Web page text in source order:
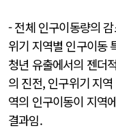
- 전체 인구이동량의
위기 지역별 인구이동
청년 유출에서의 젠더
의 진전, 인구위기 지
역의 인구이동이 지역
결과임.